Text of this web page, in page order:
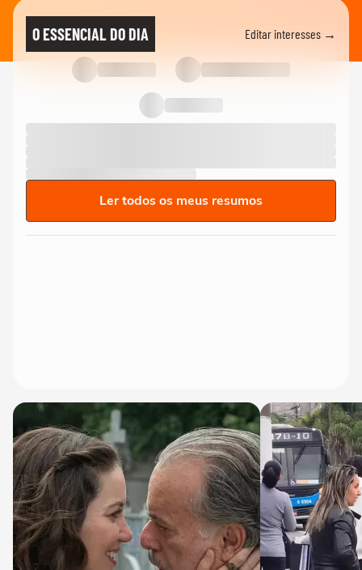
O ESSENCIAL DO DIA Editar interesses →
Ler todos os meus resumos